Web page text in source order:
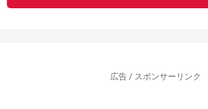
広告 / スポンサーリンク